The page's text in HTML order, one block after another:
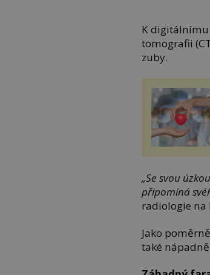
K digitálnímu
tomografii
zuby.
„Se svou
připomíná
radiologie na
Jako
také